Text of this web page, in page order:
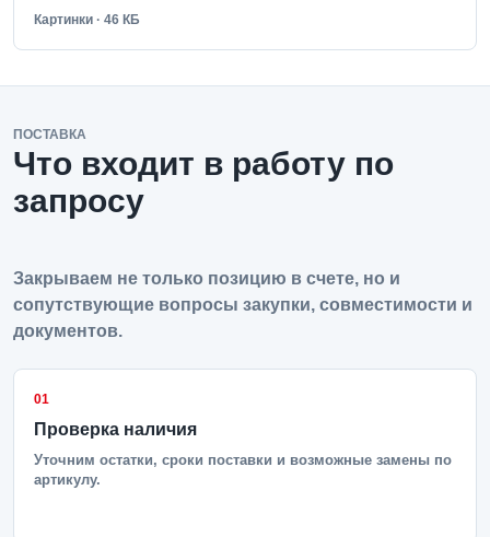
Картинки · 46 КБ
ПОСТАВКА
Что входит в работу по
запросу
Закрываем не только позицию в счете, но и
сопутствующие вопросы закупки, совместимости и
документов.
01
Проверка наличия
Уточним остатки, сроки поставки и возможные замены по
артикулу.